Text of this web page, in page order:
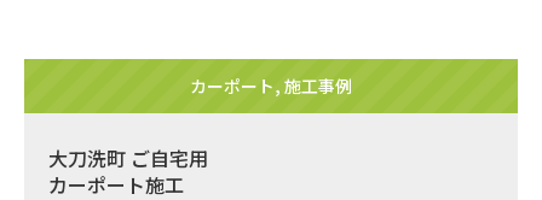
カーポート, 施工事例
大刀洗町 ご自宅用
カーポート施工